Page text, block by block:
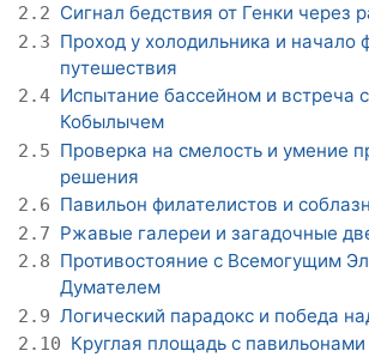
2.2 Сигнал бедствия от Генки через
2.3 Проход у холодильника и начало
путешествия
2.4 Испытание бассейном и встреча
Кобылычем
2.5 Проверка на смелость и умение
решения
2.6 Павильон филателистов и
2.7 Ржавые галереи и загадочные
2.8 Противостояние с Всемогущим
Думателем
2.9 Логический парадокс и победа
2.10 Круглая площадь с